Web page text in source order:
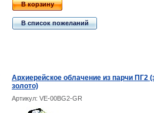
В корзину
В список пожеланий
Архиерейское облачение из парчи ПГ2
золото)
Артикул: VE-00BG2-GR